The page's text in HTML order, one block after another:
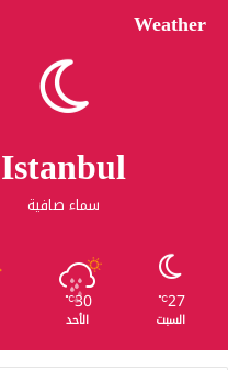
Weather
Istanbul
سماء صافية
27
℃
السبت
30
℃
الأحد